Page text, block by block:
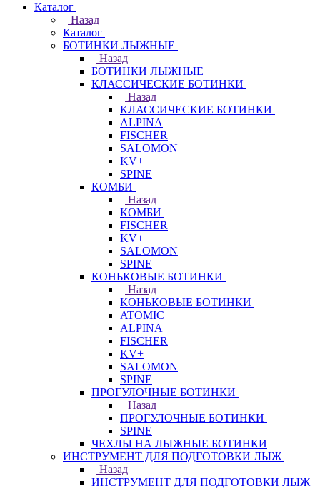
Каталог
Назад
Каталог
БОТИНКИ ЛЫЖНЫЕ
Назад
БОТИНКИ ЛЫЖНЫЕ
КЛАССИЧЕСКИЕ БОТИНКИ
Назад
КЛАССИЧЕСКИЕ БОТИНКИ
ALPINA
FISCHER
SALOMON
KV+
SPINE
КОМБИ
Назад
КОМБИ
FISCHER
KV+
SALOMON
SPINE
КОНЬКОВЫЕ БОТИНКИ
Назад
КОНЬКОВЫЕ БОТИНКИ
ATOMIC
ALPINA
FISCHER
KV+
SALOMON
SPINE
ПРОГУЛОЧНЫЕ БОТИНКИ
Назад
ПРОГУЛОЧНЫЕ БОТИНКИ
SPINE
ЧЕХЛЫ НА ЛЫЖНЫЕ БОТИНКИ
ИНСТРУМЕНТ ДЛЯ ПОДГОТОВКИ ЛЫЖ
Назад
ИНСТРУМЕНТ ДЛЯ ПОДГОТОВКИ ЛЫЖ